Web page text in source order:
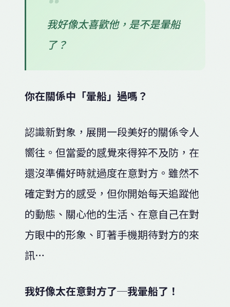
我好像太喜歡他，是不是暈船
了？
你在關係中「暈船」過嗎？
認識新對象，展開一段美好的關係令人
嚮往。但當愛的感覺來得猝不及防，在
還沒準備好時就過度在意對方。雖然不
確定對方的感受，但你開始每天追蹤他
的動態、關心他的生活、在意自己在對
方眼中的形象、盯著手機期待對方的來
訊…
我好像太在意對方了─我暈船了！